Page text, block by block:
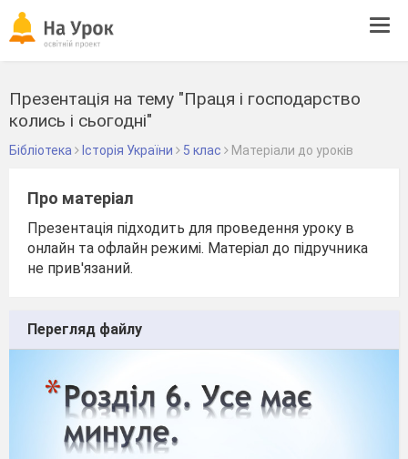
Презентація на тему "Праця і господарство
колись і сьогодні"
Бібліотека Історія України 5 клас Матеріали до уроків
Про матеріал
Презентація підходить для проведення уроку в
онлайн та офлайн режимі. Матеріал до підручника
не прив'язаний.
Перегляд файлу